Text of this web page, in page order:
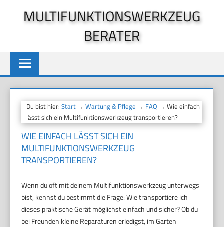
MULTIFUNKTIONSWERKZEUG
BERATER
Du bist hier:Start →Wartung & Pflege → FAQ → Wie einfach
lässt sich ein Multifunktionswerkzeug transportieren?
WIE EINFACH LÄSST SICH EIN
MULTIFUNKTIONSWERKZEUG
TRANSPORTIEREN?
Wenn du oft mit deinem Multifunktionswerkzeug unterwegs
bist, kennst du bestimmt die Frage: Wie transportiere ich
dieses praktische Gerät möglichst einfach und sicher? Ob du
bei Freunden kleine Reparaturen erledigst, im Garten